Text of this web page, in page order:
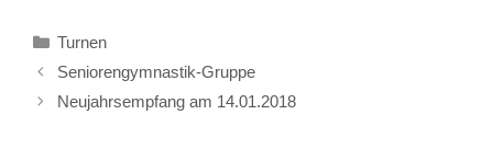
Kategorien
Turnen
Seniorengymnastik-Gruppe
Neujahrsempfang am 14.01.2018